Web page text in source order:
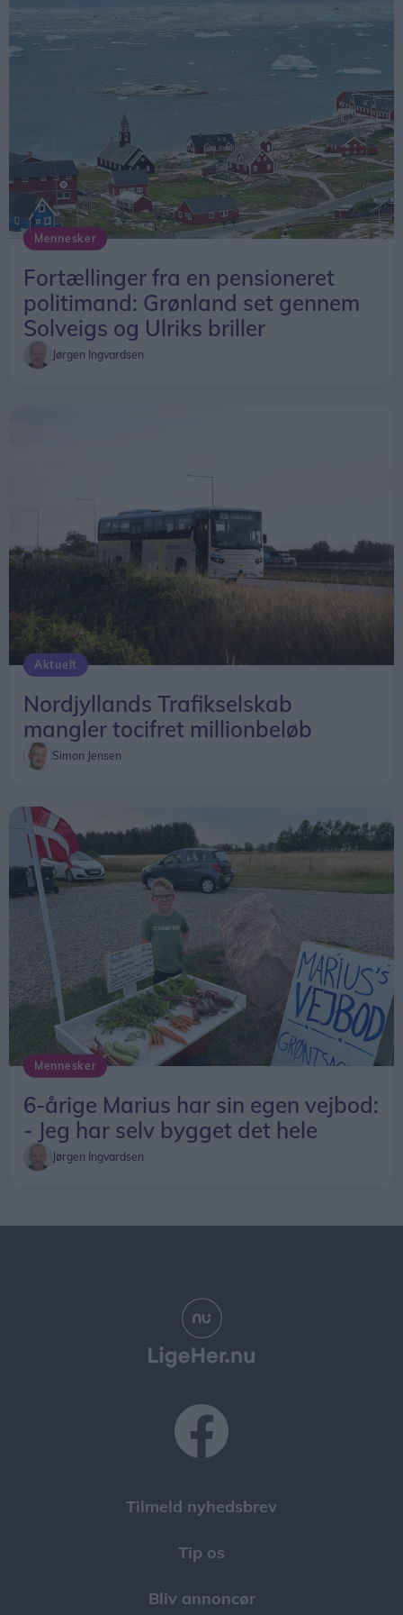
Mennesker
Fortællinger fra en pensioneret
politimand: Grønland set gennem
Solveigs og Ulriks briller
Jørgen Ingvardsen
Aktuelt
Nordjyllands Trafikselskab
mangler tocifret millionbeløb
Simon Jensen
Mennesker
6-årige Marius har sin egen vejbod:
- Jeg har selv bygget det hele
Jørgen Ingvardsen
Tilmeld nyhedsbrev
Tip os
Bliv annoncør